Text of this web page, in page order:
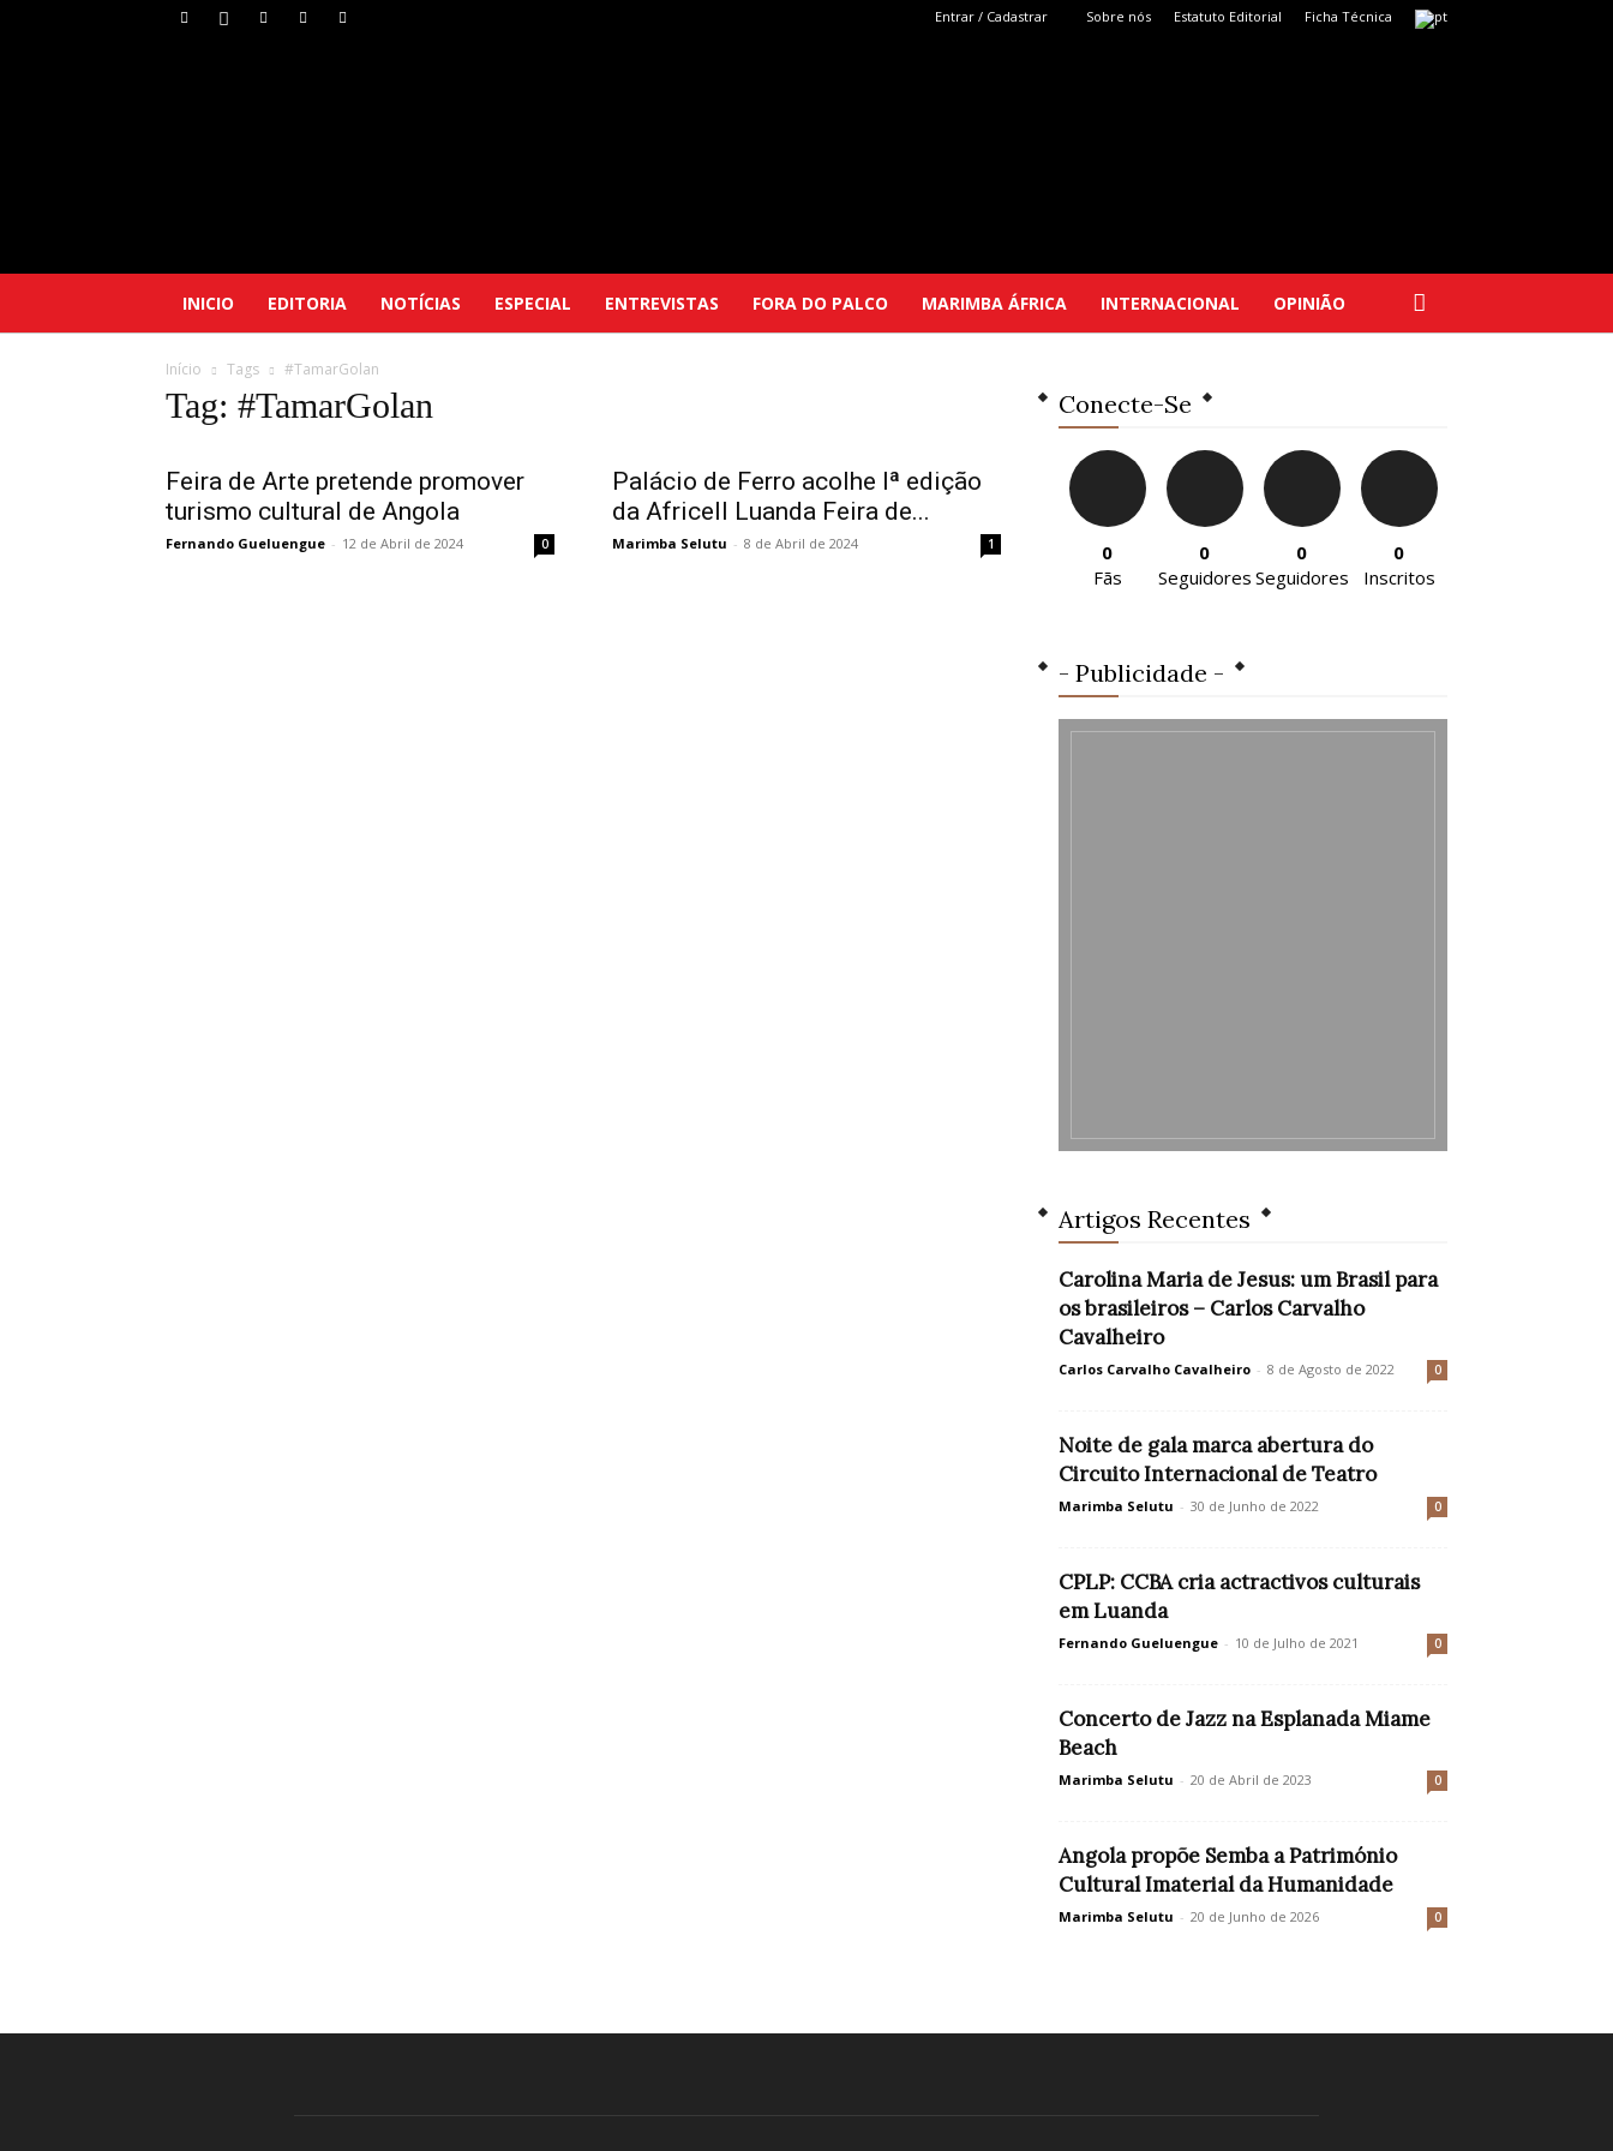
Entrar / Cadastrar Sobre nós Estatuto Editorial Ficha Técnica
INICIO EDITORIA NOTÍCIAS ESPECIAL ENTREVISTAS FORA DO PALCO MARIMBA ÁFRICA INTERNACIONAL OPINIÃO
Início Tags #TamarGolan
Tag: #TamarGolan
Feira de Arte pretende promover
turismo cultural de Angola
Fernando Gueluengue - 12 de Abril de 2024 0
Palácio de Ferro acolhe Iª edição
da Africell Luanda Feira de...
Marimba Selutu - 8 de Abril de 2024 1
Conecte-Se
0
Fãs
0
Seguidores
0
Seguidores
0
Inscritos
- Publicidade -
Artigos Recentes
Carolina Maria de Jesus: um Brasil para
os brasileiros – Carlos Carvalho
Cavalheiro
Carlos Carvalho Cavalheiro - 8 de Agosto de 2022 0
Noite de gala marca abertura do
Circuito Internacional de Teatro
Marimba Selutu - 30 de Junho de 2022 0
CPLP: CCBA cria actractivos culturais
em Luanda
Fernando Gueluengue - 10 de Julho de 2021 0
Concerto de Jazz na Esplanada Miame
Beach
Marimba Selutu - 20 de Abril de 2023 0
Angola propõe Semba a Património
Cultural Imaterial da Humanidade
Marimba Selutu - 20 de Junho de 2026 0